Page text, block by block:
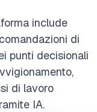
include
di
punti decisionali
di lavoro
IA.